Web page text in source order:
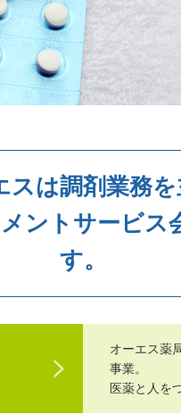
は調剤業務を
ントサービス
す。
オーエス薬
事業。
医薬と人を